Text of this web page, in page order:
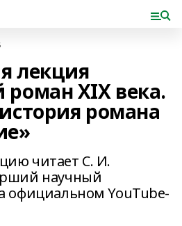
лекция
XIX века.
романа
читает С. И.
научный
официальном YouTube-